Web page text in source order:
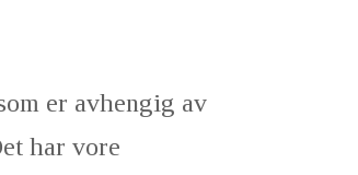
er avhengig av
har vore